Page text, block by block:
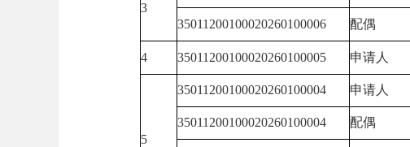
3
35011200100020260100006
配偶
4 35011200100020260100005 申请人
5
35011200100020260100004 申请人
35011200100020260100004 配偶